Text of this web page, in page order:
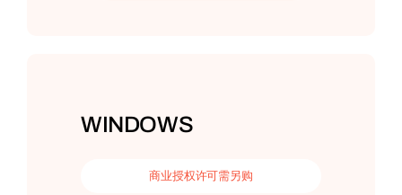
WINDOWS
商业授权许可需另购